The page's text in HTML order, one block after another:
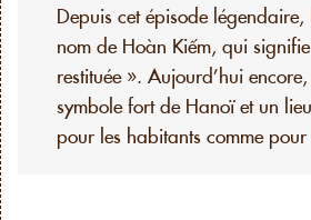
Depuis cet épisode
nom de Hoàn Kiếm, qui signifie
restituée ». Aujourd’hui
symbole fort de Hanoï et un
pour les habitants comme